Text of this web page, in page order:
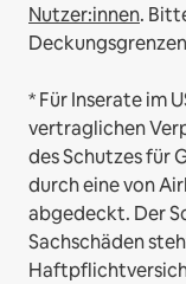
Nutzer:innen.
* Für Inserate im
vertraglichen
des Schutzes für
durch eine von
abgedeckt. Der
Sachschäden